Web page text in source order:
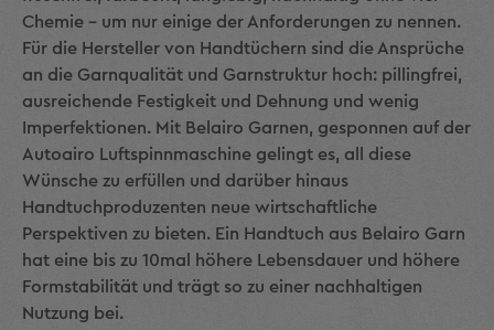
Chemie – um nur einige der Anforderungen zu nennen.
Für die Hersteller von Handtüchern sind die Ansprüche
an die Garnqualität und Garnstruktur hoch: pillingfrei,
ausreichende Festigkeit und Deh­nung und wenig
Imperfektionen. Mit Belairo Garnen, gesponnen auf der
Autoairo Luftspinnmaschine gelingt es, all diese
Wünsche zu er­füllen und darüber hinaus
Handtuchproduzenten neue wirtschaftli­che
Perspektiven zu bieten. Ein Handtuch aus Belairo Garn
hat eine bis zu 10mal höhere Lebensdauer und höhere
Formstabilität und trägt so zu einer nachhaltigen
Nutzung bei.